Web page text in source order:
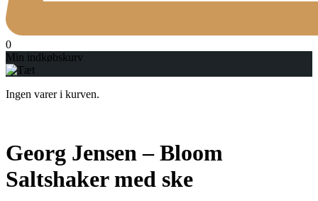
0
Min indkøbskurv
Ingen varer i kurven.
Georg Jensen – Bloom
Saltshaker med ske